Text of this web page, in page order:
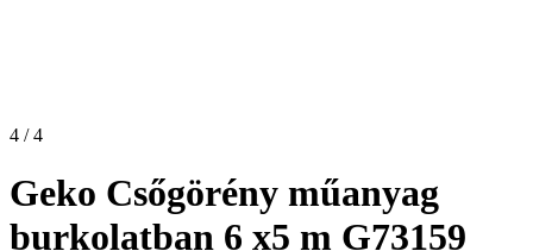
4 / 4
Geko Csőgörény műanyag
burkolatban 6 x5 m G73159